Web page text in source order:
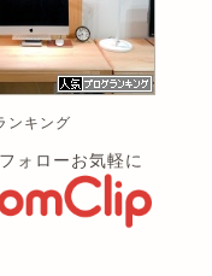
ンキング
ォローお気軽に